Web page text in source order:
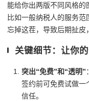
能给你出两版不同风格
比如一般纳税人的服务范
忘掉这茬，导致后期扯皮
关键细节：让你
突出“免费”和“透明”
签约前可免费试做一
信任。